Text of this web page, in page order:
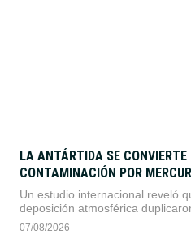
LA ANTÁRTIDA SE CONVIERTE
CONTAMINACIÓN POR
Un estudio internacional reveló
deposición atmosférica
en la Península Antártica. El
07/08/2026